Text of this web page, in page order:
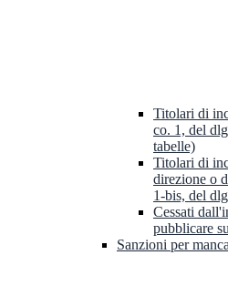
Titolari di
co. 1, del
tabelle)
Titolari di
direzione o
1-bis, del
Cessati
pubblicare
Sanzioni per